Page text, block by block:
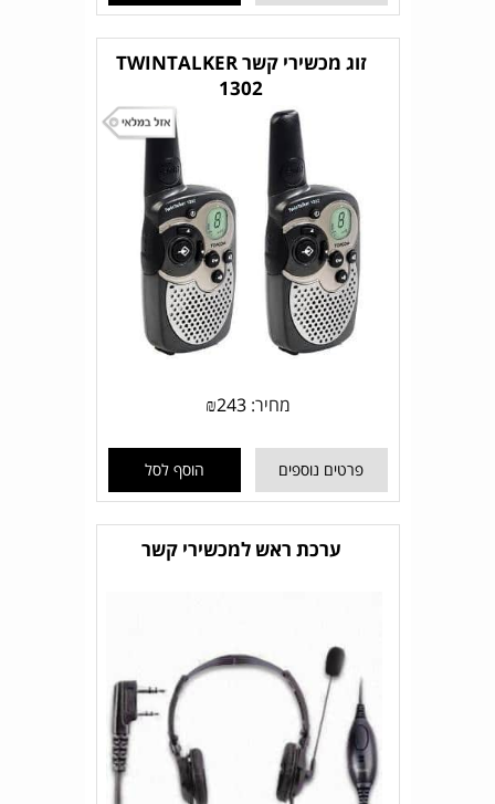
זוג מכשירי קשר TWINTALKER
1302
מחיר: ₪243
פרטים נוספים הוסף לסל
ערכת ראש למכשירי קשר